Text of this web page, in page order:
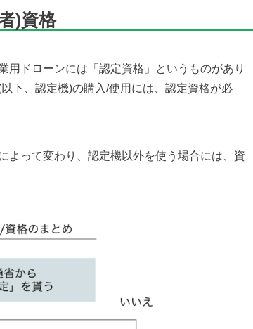
)資格
用ドローンには「認定資格」というものがあり
下、認定機)の購入/使用には、認定資格が必
よって変わり、認定機以外を使う場合には、資